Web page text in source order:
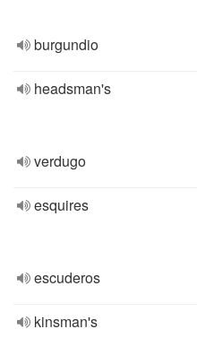
burgundio
headsman's
verdugo
esquires
escuderos
kinsman's